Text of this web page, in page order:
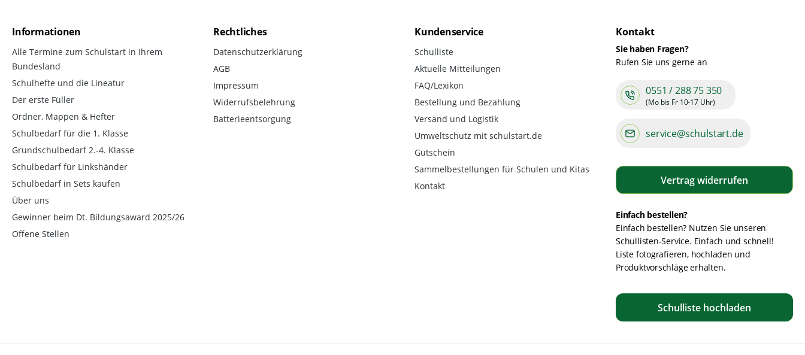
Informationen
Alle Termine zum Schulstart in Ihrem
Bundesland
Schulhefte und die Lineatur
Der erste Füller
Ordner, Mappen & Hefter
Schulbedarf für die 1. Klasse
Grundschulbedarf 2.-4. Klasse
Schulbedarf für Linkshänder
Schulbedarf in Sets kaufen
Über uns
Gewinner beim Dt. Bildungsaward 2025/26
Offene Stellen
Rechtliches
Datenschutzerklärung
AGB
Impressum
Widerrufsbelehrung
Batterieentsorgung
Kundenservice
Schulliste
Aktuelle Mitteilungen
FAQ/Lexikon
Bestellung und Bezahlung
Versand und Logistik
Umweltschutz mit schulstart.de
Gutschein
Sammelbestellungen für Schulen und Kitas
Kontakt
Kontakt
Sie haben Fragen?
Rufen Sie uns gerne an
0551 / 288 75 350
(Mo bis Fr 10-17 Uhr)
service@schulstart.de
Vertrag widerrufen
Einfach bestellen?
Einfach bestellen? Nutzen Sie unseren
Schullisten-Service. Einfach und schnell!
Liste fotografieren, hochladen und
Produktvorschläge erhalten.
Schulliste hochladen